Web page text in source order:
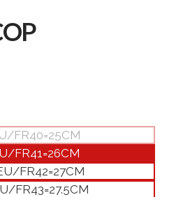
FR40=25CM
FR41=26CM
FR42=27CM
FR43=27.5CM